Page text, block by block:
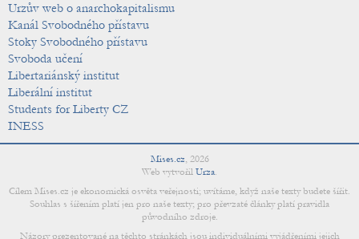
Urzův web o anarchokapitalismu
Kanál Svobodného přístavu
Stoky Svobodného přístavu
Svoboda učení
Libertariánský institut
Liberální institut
Students for Liberty CZ
INESS
Mises.cz, 2026
Web vytvořil Urza.
Cílem Mises.cz je ekonomická osvěta veřejnosti; uvítáme, když naše texty budete šířit.
Souhlas s šířením platí jen pro naše texty; pro převzaté články platí pravidla
původního zdroje.
Názory prezentované na těchto stránkách jsou individuálními vyjádřeními jejich